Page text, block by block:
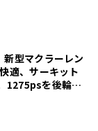
新型マクラーレン
適、サーキット
1275psを後輪で